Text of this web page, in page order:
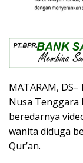
MATARAM,
Nusa Tenggara
beredarnya
wanita diduga
Qur’an.